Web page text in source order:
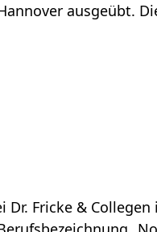
ausgeübt.
Dr. Fricke &